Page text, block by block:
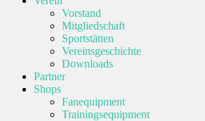
Vorstand
Mitgliedschaft
Sportstätten
Vereinsgeschichte
Downloads
Partner
Shops
Fanequipment
Trainingsequipment